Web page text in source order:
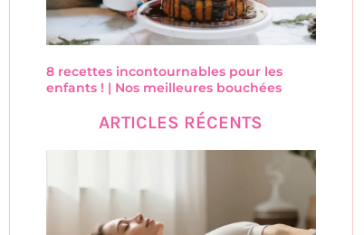
8 recettes incontournables pour les
enfants ! | Nos meilleures bouchées
ARTICLES RÉCENTS